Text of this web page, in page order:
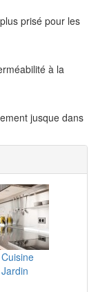
prisé pour les
à la
jusque dans
Cuisine
Jardin